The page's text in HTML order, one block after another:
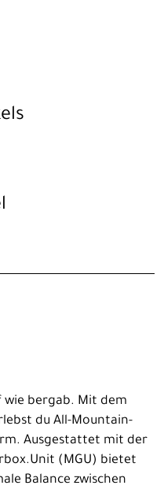
wie bergab. Mit dem
du All-Mountain-
Ausgestattet mit der
(MGU) bietet
Balance zwischen